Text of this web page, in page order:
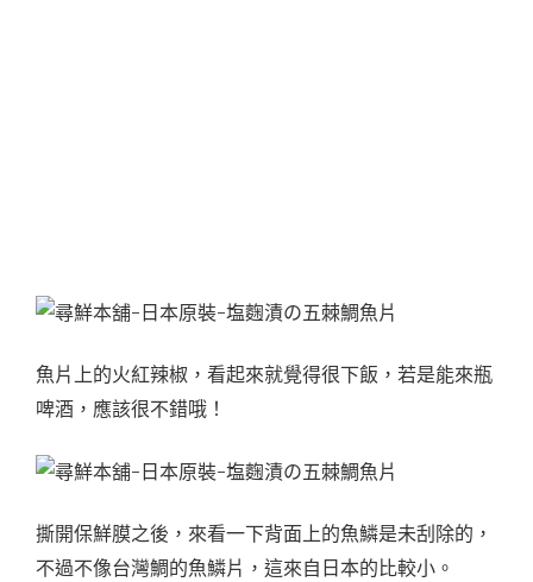
魚片上的火紅辣椒，看起來就覺得很下飯，若是能來瓶
啤酒，應該很不錯哦！
撕開保鮮膜之後，來看一下背面上的魚鱗是未刮除的，
不過不像台灣鯛的魚鱗片，這來自日本的比較小。